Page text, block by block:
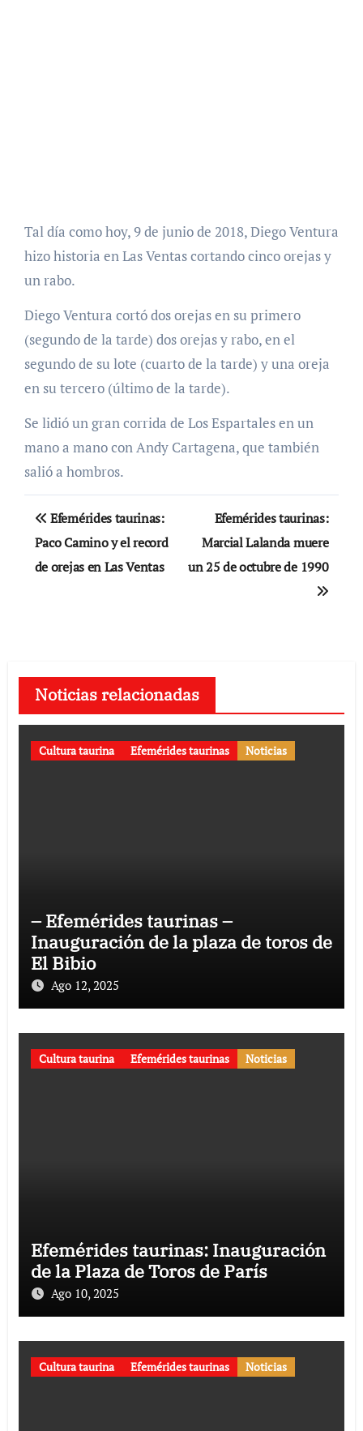
Tal día como hoy, 9 de junio de 2018, Diego Ventura
hizo historia en Las Ventas cortando cinco orejas y
un rabo.
Diego Ventura cortó dos orejas en su primero
(segundo de la tarde) dos orejas y rabo, en el
segundo de su lote (cuarto de la tarde) y una oreja
en su tercero (último de la tarde).
Se lidió un gran corrida de Los Espartales en un
mano a mano con Andy Cartagena, que también
salió a hombros.
Navegación
de
entradas
Efemérides taurinas:
Paco Camino y el record
de orejas en Las Ventas
Efemérides taurinas:
Marcial Lalanda muere
un 25 de octubre de 1990
Noticias relacionadas
Cultura taurina Efemérides taurinas Noticias
– Efemérides taurinas –
Inauguración de la plaza de toros de
El Bibio
Ago 12, 2025
Cultura taurina Efemérides taurinas Noticias
Efemérides taurinas: Inauguración
de la Plaza de Toros de París
Ago 10, 2025
Cultura taurina Efemérides taurinas Noticias